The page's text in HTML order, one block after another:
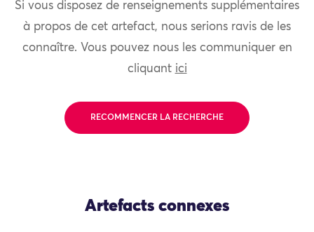
Si vous disposez de renseignements supplémentaires
à propos de cet artefact, nous serions ravis de les
connaître. Vous pouvez nous les communiquer en
cliquant ici
RECOMMENCER LA RECHERCHE
Artefacts connexes